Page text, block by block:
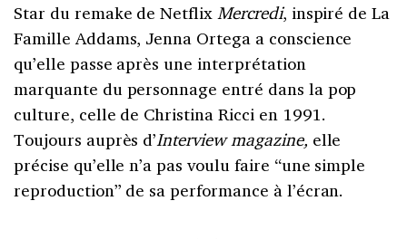
Star du remake de NetflixMercredi, inspiré de La
Famille Addams, Jenna Ortega a conscience
qu’elle passe après une interprétation
marquante du personnage entré dans la pop
culture, celle de Christina Ricci en 1991.
Toujours auprès d’Interview magazine, elle
précise qu’elle n’a pas voulu faire “une simple
reproduction” de sa performance à l’écran.